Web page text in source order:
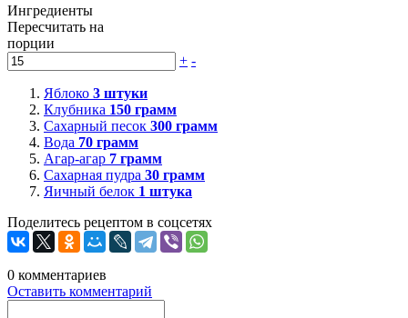
Ингредиенты
Пересчитать на
порции
+ -
Яблоко 3 штуки
Клубника 150 грамм
Сахарный песок 300 грамм
Вода 70 грамм
Агар-агар 7 грамм
Сахарная пудра 30 грамм
Яичный белок 1 штука
Поделитесь рецептом в соцсетях
0 комментариев
Оставить комментарий